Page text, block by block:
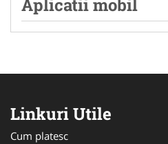
Aplicatii mobil
Linkuri Utile
Cum platesc